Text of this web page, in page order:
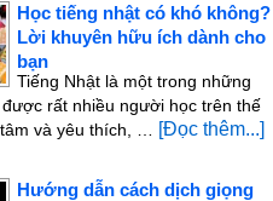
Học tiếng nhật có khó không?
Lời khuyên hữu ích dành cho
bạn
Tiếng Nhật là một trong những
rất nhiều người học trên thế
và yêu thích, …
[Đọc thêm...]
Hướng dẫn cách dịch giọng